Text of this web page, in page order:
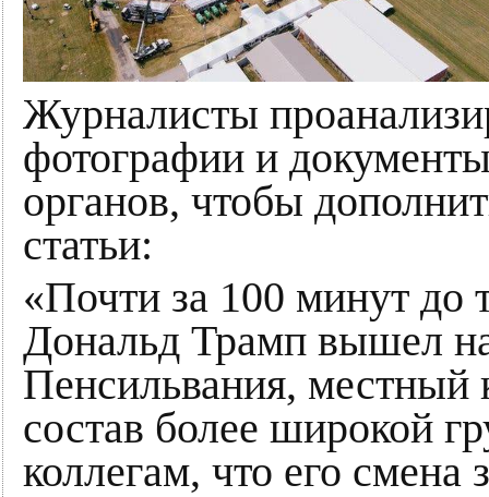
Журналисты
фотографии и
органов, чтобы
статьи:
«Почти за 100 минут до
Дональд Трамп вышел
Пенсильвания, местный
состав более широкой
коллегам, что его смена